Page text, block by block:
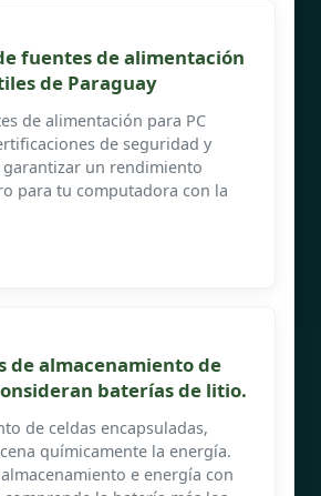
fuentes de alimentación
de Paraguay
de alimentación para PC
de seguridad y
un rendimiento
para tu computadora con la
de almacenamiento de
baterías de litio.
de celdas encapsuladas,
químicamente la energía.
e energía con